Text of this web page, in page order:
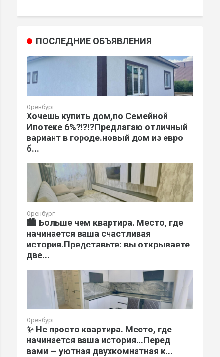
ПОСЛЕДНИЕ ОБЪЯВЛЕНИЯ
Оренбург
Хочешь купить дом,по Семейной
Ипотеке 6%?!?!?Предлагаю отличный
вариант в городе.новый дом из евро
б...
Оренбург
🏙️ Больше чем квартира. Место, где
начинается ваша счастливая
история.Представьте: вы открываете
две...
Оренбург
✨ Не просто квартира. Место, где
начинается ваша история...Перед
вами — уютная двухкомнатная к...